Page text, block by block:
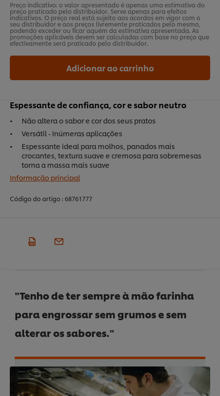
Preço indicativo: o valor apresentado é apenas uma estimativa do
preço praticado pelo distribuidor. Serve apenas para efeitos
indicativos. O preço real está sujeito aos acordos em vigor com o
seu distribuidor e aos preços livremente praticados pelo mesmo,
podendo exceder ou ficar aquém da estimativa apresentada. As
promoções aplicáveis devem ser calculadas com base no preço que
efectivamente será praticado pelo distribuidor.
Adicionar ao carrinho
Espessante de confiança, cor e sabor neutro
Não altera o sabor e cor dos seus pratos
Versátil - Inúmeras aplicações
Espessante ideal para molhos, panados mais
crocantes, textura suave e cremosa para sobremesas
torna a massa mais suave
Informação principal
Código do artigo : 68761777
"Tenho de ter sempre à mão farinha
para engrossar sem grumos e sem
alterar os sabores."